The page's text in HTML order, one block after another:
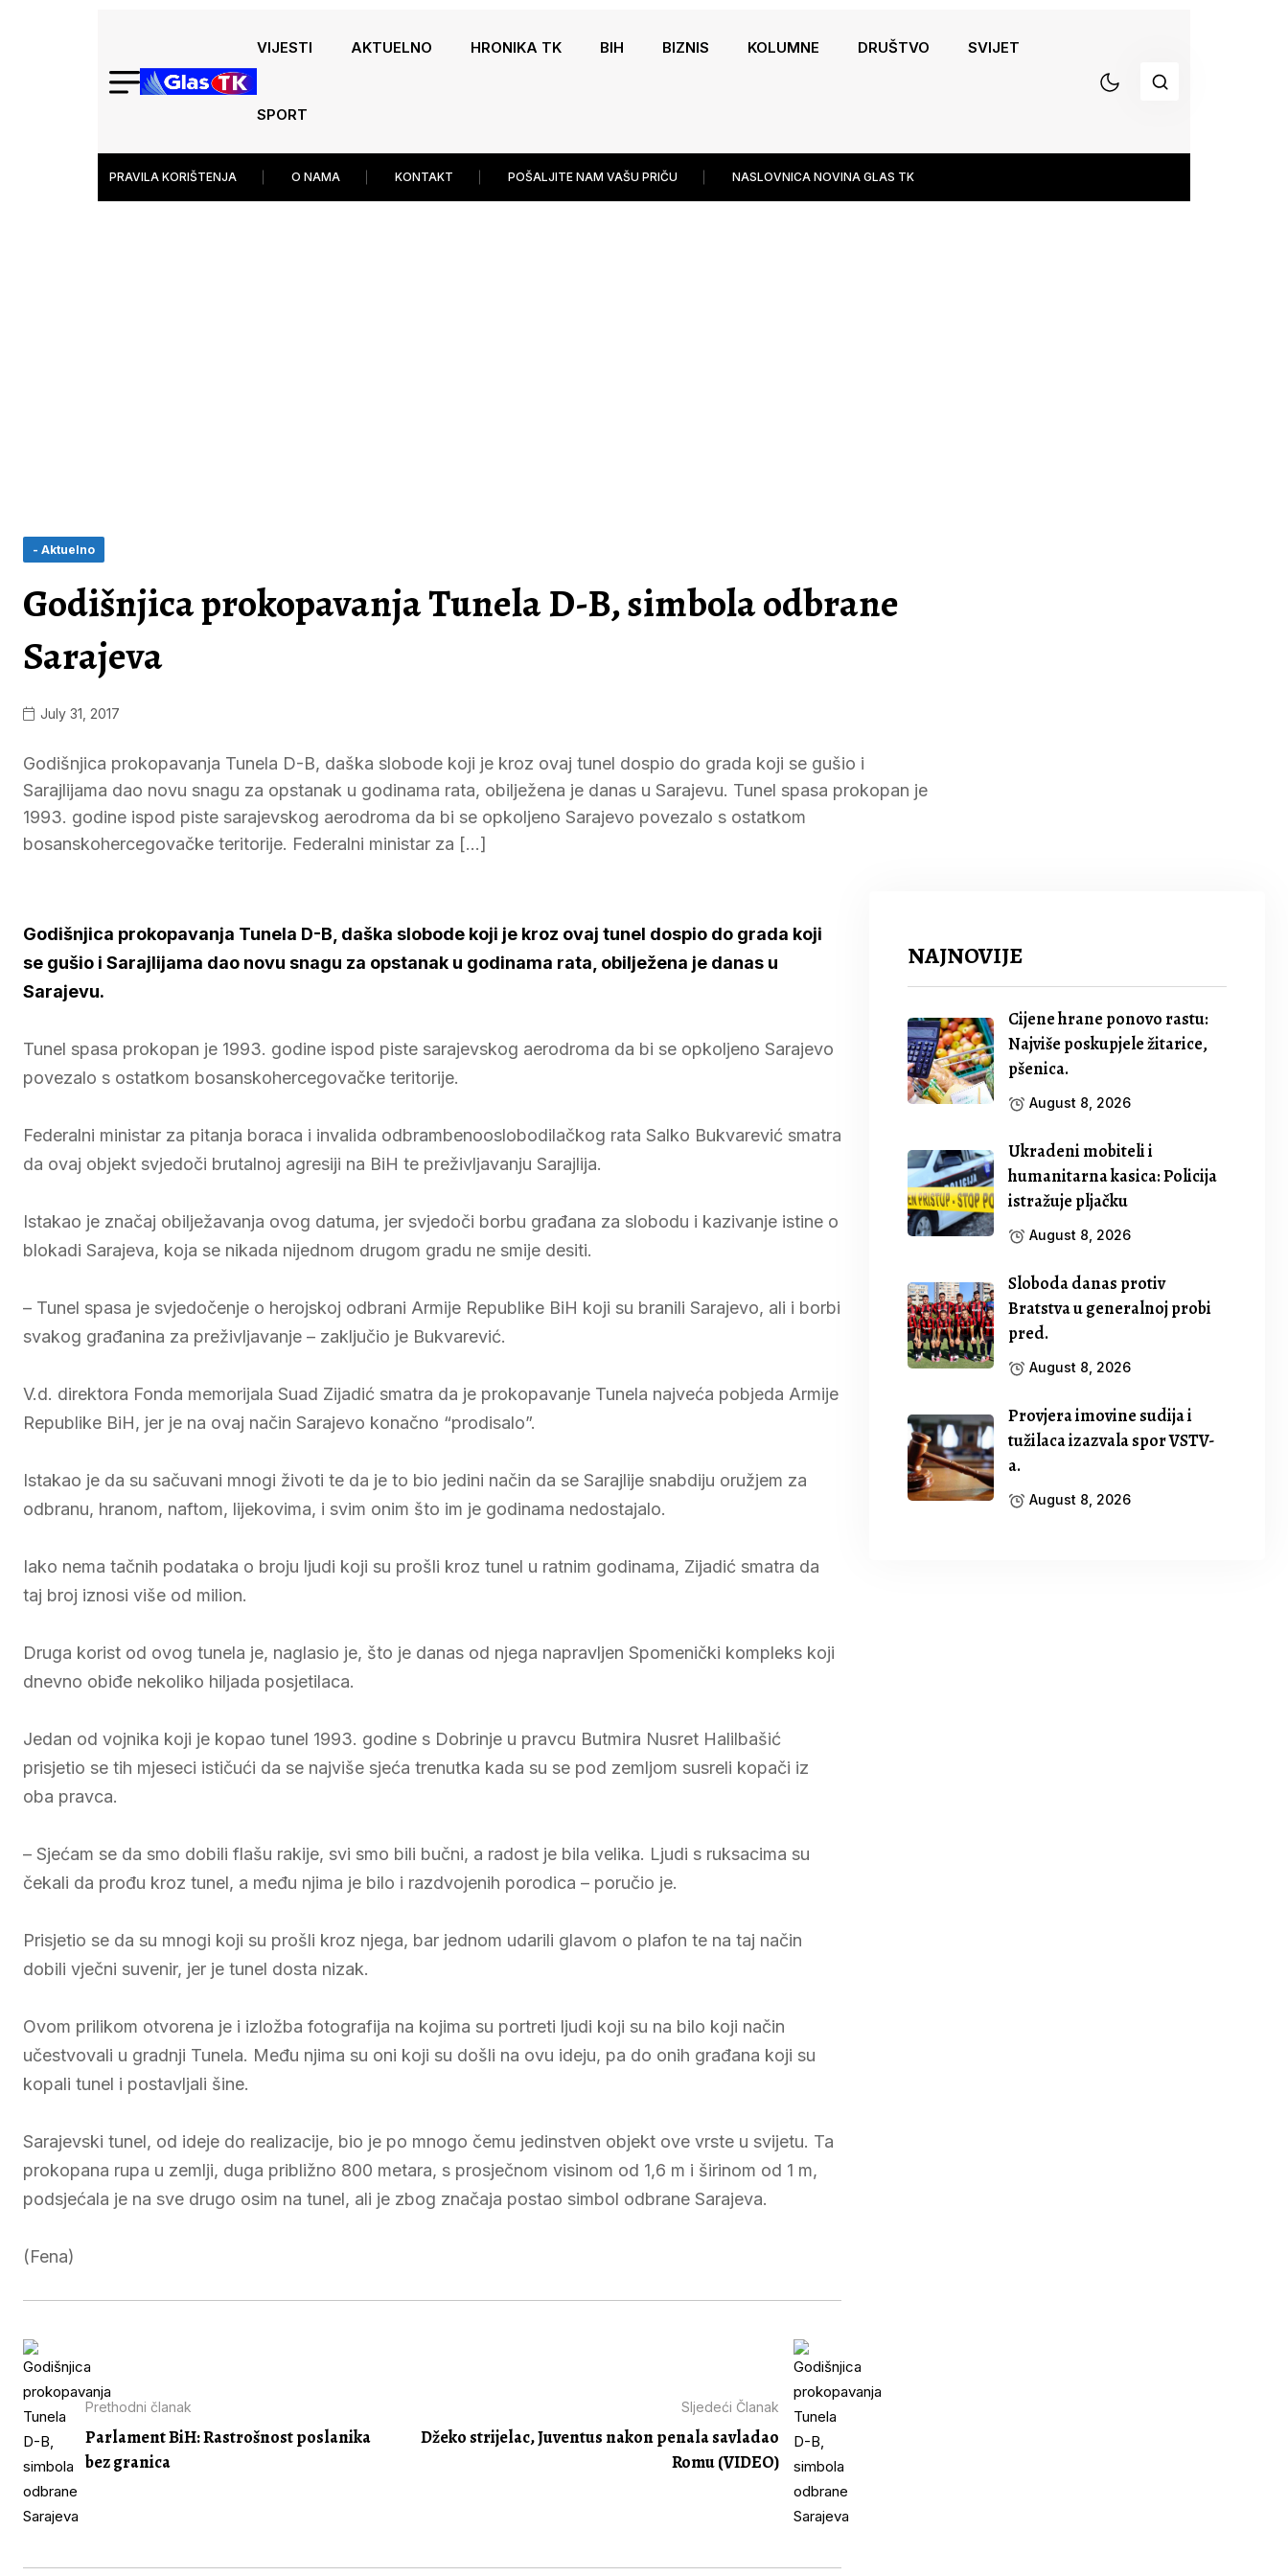
VIJESTI AKTUELNO HRONIKA TK BIH BIZNIS KOLUMNE DRUŠTVO SVIJET
SPORT
PRAVILA KORIŠTENJA O NAMA KONTAKT POŠALJITE NAM VAŠU PRIČU NASLOVNICA NOVINA GLAS TK
- Aktuelno
Godišnjica prokopavanja Tunela D-B, simbola odbrane
Sarajeva
July 31, 2017
Godišnjica prokopavanja Tunela D-B, daška slobode koji je kroz ovaj tunel dospio do grada koji se gušio i
Sarajlijama dao novu snagu za opstanak u godinama rata, obilježena je danas u Sarajevu. Tunel spasa prokopan je
1993. godine ispod piste sarajevskog aerodroma da bi se opkoljeno Sarajevo povezalo s ostatkom
bosanskohercegovačke teritorije. Federalni ministar za […]
Godišnjica prokopavanja Tunela D-B, daška slobode koji je kroz ovaj tunel dospio do grada koji
se gušio i Sarajlijama dao novu snagu za opstanak u godinama rata, obilježena je danas u
Sarajevu.
Tunel spasa prokopan je 1993. godine ispod piste sarajevskog aerodroma da bi se opkoljeno Sarajevo
povezalo s ostatkom bosanskohercegovačke teritorije.
Federalni ministar za pitanja boraca i invalida odbrambenooslobodilačkog rata Salko Bukvarević smatra
da ovaj objekt svjedoči brutalnoj agresiji na BiH te preživljavanju Sarajlija.
Istakao je značaj obilježavanja ovog datuma, jer svjedoči borbu građana za slobodu i kazivanje istine o
blokadi Sarajeva, koja se nikada nijednom drugom gradu ne smije desiti.
– Tunel spasa je svjedočenje o herojskoj odbrani Armije Republike BiH koji su branili Sarajevo, ali i borbi
svakog građanina za preživljavanje – zaključio je Bukvarević.
V.d. direktora Fonda memorijala Suad Zijadić smatra da je prokopavanje Tunela najveća pobjeda Armije
Republike BiH, jer je na ovaj način Sarajevo konačno “prodisalo”.
Istakao je da su sačuvani mnogi životi te da je to bio jedini način da se Sarajlije snabdiju oružjem za
odbranu, hranom, naftom, lijekovima, i svim onim što im je godinama nedostajalo.
Iako nema tačnih podataka o broju ljudi koji su prošli kroz tunel u ratnim godinama, Zijadić smatra da
taj broj iznosi više od milion.
Druga korist od ovog tunela je, naglasio je, što je danas od njega napravljen Spomenički kompleks koji
dnevno obiđe nekoliko hiljada posjetilaca.
Jedan od vojnika koji je kopao tunel 1993. godine s Dobrinje u pravcu Butmira Nusret Halilbašić
prisjetio se tih mjeseci ističući da se najviše sjeća trenutka kada su se pod zemljom susreli kopači iz
oba pravca.
– Sjećam se da smo dobili flašu rakije, svi smo bili bučni, a radost je bila velika. Ljudi s ruksacima su
čekali da prođu kroz tunel, a među njima je bilo i razdvojenih porodica – poručio je.
Prisjetio se da su mnogi koji su prošli kroz njega, bar jednom udarili glavom o plafon te na taj način
dobili vječni suvenir, jer je tunel dosta nizak.
Ovom prilikom otvorena je i izložba fotografija na kojima su portreti ljudi koji su na bilo koji način
učestvovali u gradnji Tunela. Među njima su oni koji su došli na ovu ideju, pa do onih građana koji su
kopali tunel i postavljali šine.
Sarajevski tunel, od ideje do realizacije, bio je po mnogo čemu jedinstven objekt ove vrste u svijetu. Ta
prokopana rupa u zemlji, duga približno 800 metara, s prosječnom visinom od 1,6 m i širinom od 1 m,
podsjećala je na sve drugo osim na tunel, ali je zbog značaja postao simbol odbrane Sarajeva.
(Fena)
Prethodni članak
Parlament BiH: Rastrošnost poslanika
bez granica
Sljedeći Članak
Džeko strijelac, Juventus nakon penala savladao
Romu (VIDEO)
NAJNOVIJE
Cijene hrane ponovo rastu:
Najviše poskupjele žitarice,
pšenica.
August 8, 2026
Ukradeni mobiteli i
humanitarna kasica: Policija
istražuje pljačku
August 8, 2026
Sloboda danas protiv
Bratstva u generalnoj probi
pred.
August 8, 2026
Provjera imovine sudija i
tužilaca izazvala spor VSTV-
a.
August 8, 2026